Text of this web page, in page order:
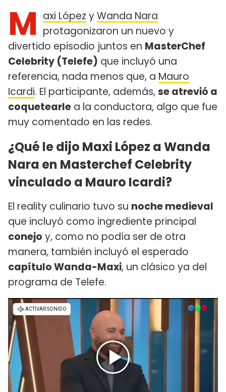
M axi López yWanda Nara
protagonizaron un nuevo y
divertido episodio juntos en MasterChef
Celebrity (Telefe) que incluyó una
referencia, nada menos que, a Mauro
Icardi. El participante, además, se atrevió a
coquetearle a la conductora, algo que fue
muy comentado en las redes.
¿Qué le dijo Maxi López a Wanda
Nara en Masterchef Celebrity
vinculado a Mauro Icardi?
El reality culinario tuvo su noche medieval
que incluyó como ingrediente principal
conejo y, como no podía ser de otra
manera, también incluyó el esperado
capítulo Wanda-Maxi, un clásico ya del
programa de Telefe.